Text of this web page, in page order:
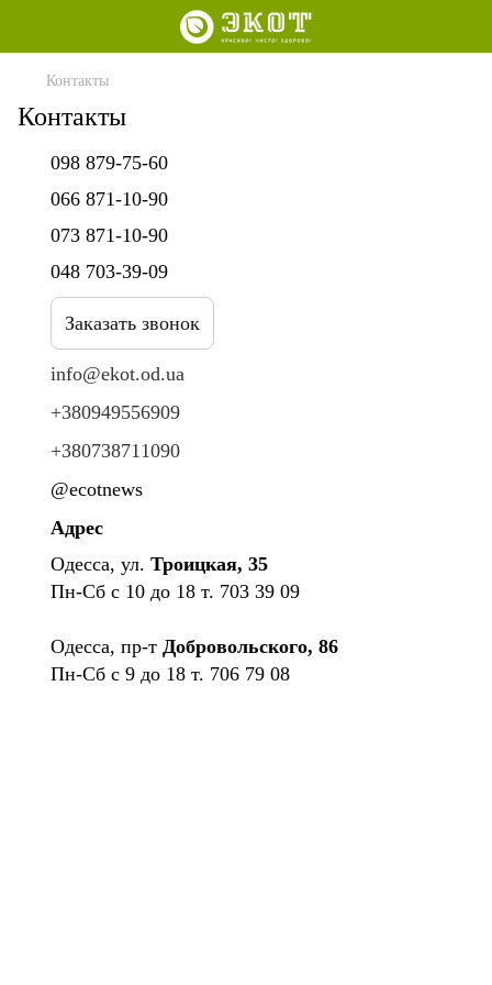
Контакты
Контакты
098 879-75-60
066 871-10-90
073 871-10-90
048 703-39-09
Заказать звонок
info@ekot.od.ua
+380949556909
+380738711090
@ecotnews
Адрес
Одесса, ул. Троицкая, 35
Пн-Сб с 10 до 18 т. 703 39 09
Одесса, пр-т Добровольского, 86
Пн-Сб с 9 до 18 т. 706 79 08